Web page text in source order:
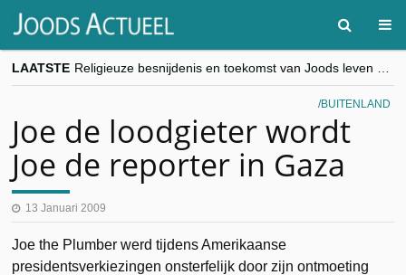
LAATSTE
“Besnijdenisdebat toont hoe moeilijk seculiere Westen minderheden begrijpt”, Jinnih Beels (Vooruit)
CITYTRIP | ROEMENIË – Boekarest: de verrassing van Oost-Europa
BUITENLAND
Joe de loodgieter wordt
Joe de reporter in Gaza
13 Januari 2009
Joe the Plumber werd tijdens Amerikaanse
presidentsverkiezingen onsterfelijk door zijn ontmoeting